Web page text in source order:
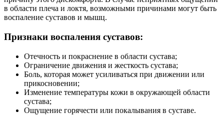
в области плеча и локтя, возможными причинами могут быть
воспаление суставов и мышц.
Признаки воспаления суставов:
Отечность и покраснение в области сустава;
Ограничение движения и жесткость сустава;
Боль, которая может усиливаться при движении или
прикосновении;
Изменение температуры кожи в окружающей области
сустава;
Ощущение горячести или покалывания в суставе.